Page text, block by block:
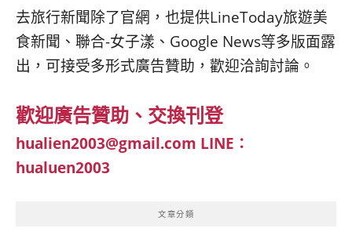
去旅行新聞除了官網，也提供LineToday旅遊美
食新聞、聯合-女子漾、Google News等多版面露
出，可接受多形式廣告贊助，歡迎洽詢討論。
歡迎廣告贊助、交換刊登
hualien2003@gmail.com LINE：
hualuen2003
文章分類